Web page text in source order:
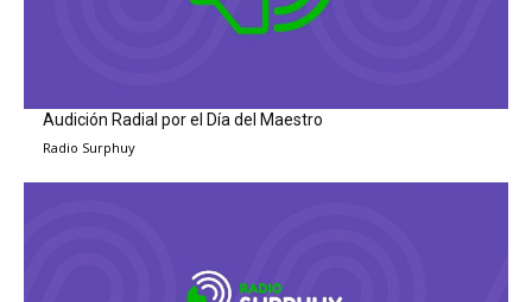
Audición Radial por el Día del Maestro
Radio Surphuy